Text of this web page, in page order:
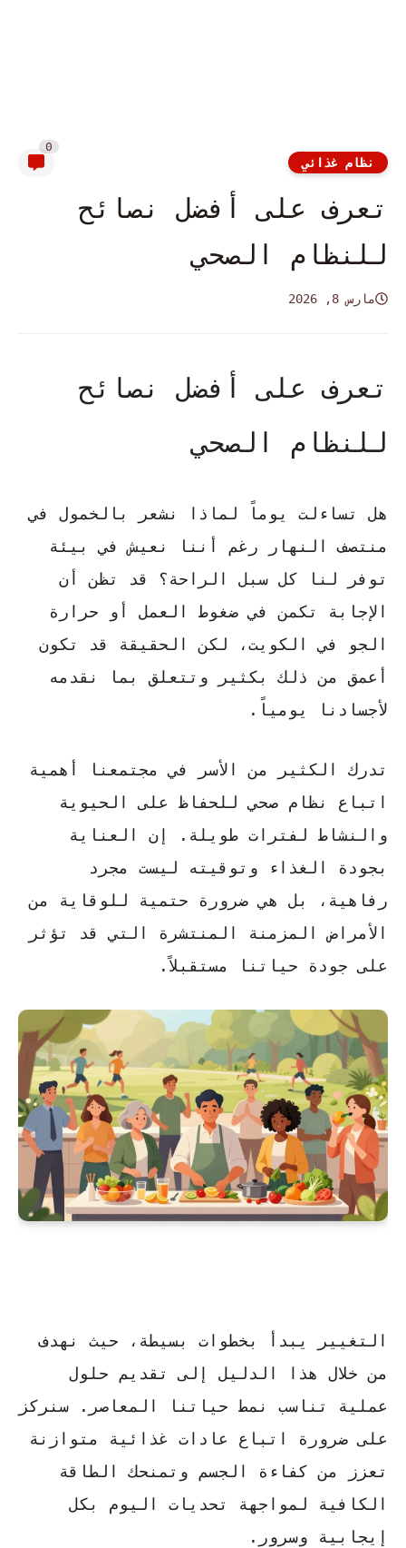
نظام غذائي
0
تعرف على أفضل نصائح
للنظام الصحي
مارس 8, 2026
تعرف على أفضل نصائح
للنظام الصحي
هل تساءلت يوماً لماذا نشعر بالخمول في
منتصف النهار رغم أننا نعيش في بيئة
توفر لنا كل سبل الراحة؟ قد تظن أن
الإجابة تكمن في ضغوط العمل أو حرارة
الجو في الكويت، لكن الحقيقة قد تكون
أعمق من ذلك بكثير وتتعلق بما نقدمه
لأجسادنا يومياً.
تدرك الكثير من الأسر في مجتمعنا
أهمية
اتباع نظام صحيللحفاظ على الحيوية
والنشاط لفترات طويلة. إن العناية
بجودة الغذاء وتوقيته ليست مجرد
رفاهية، بل هي ضرورة حتمية للوقاية من
الأمراض المزمنة المنتشرة التي قد تؤثر
على جودة حياتنا مستقبلاً.
التغيير يبدأ بخطوات بسيطة ، حيث نهدف
من خلال هذا الدليل إلى تقديم حلول
عملية تناسب نمط حياتنا المعاصر. سنركز
على ضرورة
اتباع عادات غذائية متوازنة
تعزز من كفاءة الجسم وتمنحك الطاقة
الكافية لمواجهة تحديات اليوم بكل
إيجابية وسرور.